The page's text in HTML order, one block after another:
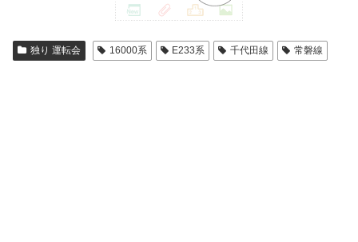
独り 運転会 16000系 E233系 千代田線 常磐線